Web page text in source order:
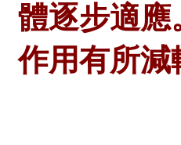
體逐步適應
作用有所減